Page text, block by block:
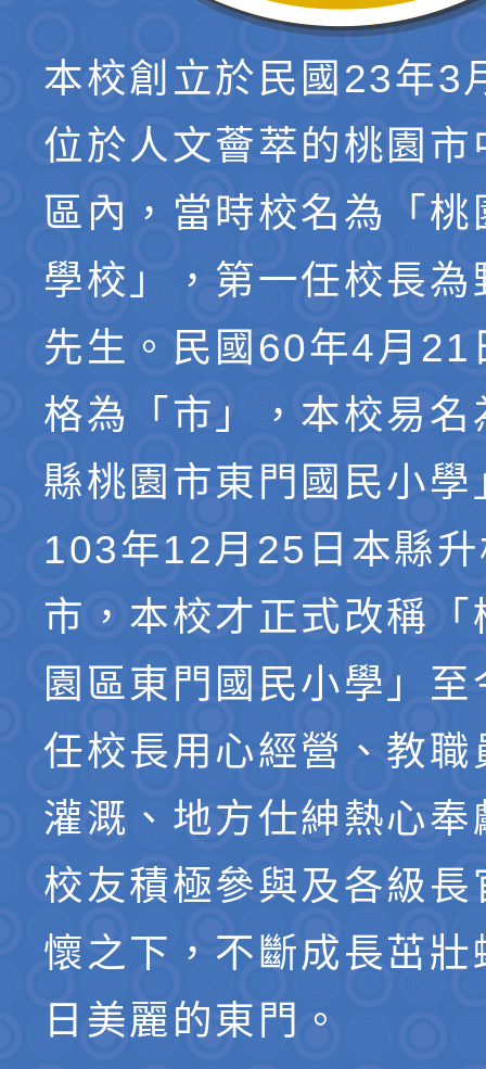
本校創立於民國23年3
位於人文薈萃的桃園市
區內，當時校名為「桃
學校」，第一任校長為
先生。民國60年4月21
格為「市」，本校易名
縣桃園市東門國民小學
103年12月25日本縣
市，本校才正式改稱「
園區東門國民小學」
任校長用心經營、教職
灌溉、地方仕紳熱心奉
校友積極參與及各級長
懷之下，不斷成長茁壯
日美麗的東門。